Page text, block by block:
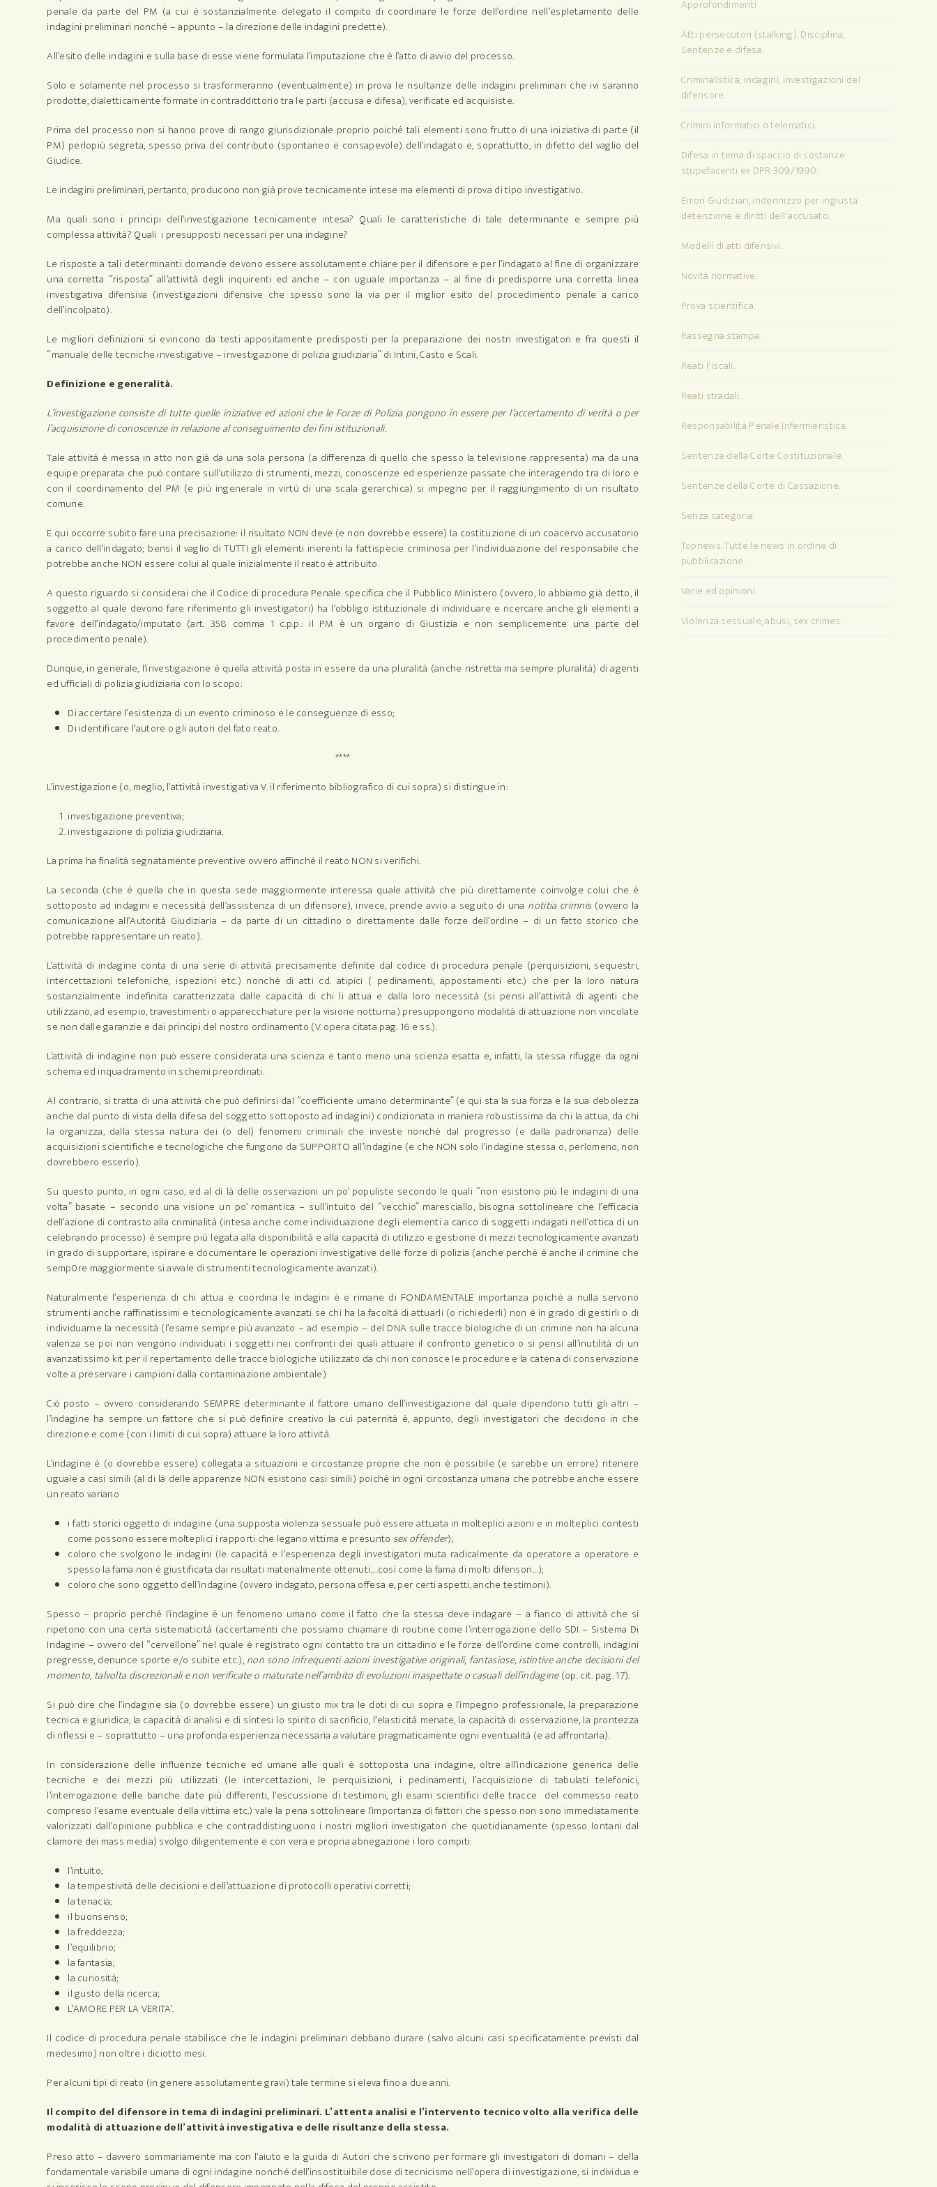
penale da parte del PM (a cui è sostanzialmente delegato il compito di coordinare le forze dell’ordine nell’espletamento delle
indagini preliminari nonché – appunto – la direzione delle indagini predette).
All’esito delle indagini e sulla base di esse viene formulata l’imputazione che è l’atto di avvio del processo.
Solo e solamente nel processo si trasformeranno (eventualmente) in prova le risultanze delle indagini preliminari che ivi saranno
prodotte, dialetticamente formate in contraddittorio tra le parti (accusa e difesa), verificate ed acquisiste.
Prima del processo non si hanno prove di rango giurisdizionale proprio poiché tali elementi sono frutto di una iniziativa di parte (il
PM) perlopiù segreta, spesso priva del contributo (spontaneo e consapevole) dell’indagato e, soprattutto, in difetto del vaglio del
Giudice.
Le indagini preliminari, pertanto, producono non già prove tecnicamente intese ma elementi di prova di tipo investigativo.
Ma quali sono i principi dell’investigazione tecnicamente intesa? Quali le caratteristiche di tale determinante e sempre più
complessa attività? Quali i presupposti necessari per una indagine?
Le risposte a tali determinanti domande devono essere assolutamente chiare per il difensore e per l’indagato al fine di organizzare
una corretta “risposta” all’attività degli inquirenti ed anche – con uguale importanza – al fine di predisporre una corretta linea
investigativa difensiva (investigazioni difensive che spesso sono la via per il miglior esito del procedimento penale a carico
dell’incolpato).
Le migliori definizioni si evincono da testi appositamente predisposti per la preparazione dei nostri investigatori e fra questi il
“manuale delle tecniche investigative – investigazione di polizia giudiziaria” di Intini, Casto e Scali.
Definizione e generalità.
L’investigazione consiste di tutte quelle iniziative ed azioni che le Forze di Polizia pongono in essere per l’accertamento di verità o per
l’acquisizione di conoscenze in relazione al conseguimento dei fini istituzionali.
Tale attività è messa in atto non già da una sola persona (a differenza di quello che spesso la televisione rappresenta) ma da una
equipe preparata che può contare sull’utilizzo di strumenti, mezzi, conoscenze ed esperienze passate che interagendo tra di loro e
con il coordinamento del PM (e più ingenerale in virtù di una scala gerarchica) si impegno per il raggiungimento di un risultato
comune.
E qui occorre subito fare una precisazione: il risultato NON deve (e non dovrebbe essere) la costituzione di un coacervo accusatorio
a carico dell’indagato; bensì il vaglio di TUTTI gli elementi inerenti la fattispecie criminosa per l’individuazione del responsabile che
potrebbe anche NON essere colui al quale inizialmente il reato è attribuito.
A questo riguardo si considerai che il Codice di procedura Penale specifica che il Pubblico Ministero (ovvero, lo abbiamo già detto, il
soggetto al quale devono fare riferimento gli investigatori) ha l’obbligo istituzionale di individuare e ricercare anche gli elementi a
favore dell’indagato/imputato (art. 358 comma 1 c.p.p.: il PM è un organo di Giustizia e non semplicemente una parte del
procedimento penale).
Dunque, in generale, l’investigazione è quella attività posta in essere da una pluralità (anche ristretta ma sempre pluralità) di agenti
ed ufficiali di polizia giudiziaria con lo scopo:
Di accertare l’esistenza di un evento criminoso e le conseguenze di esso;
Di identificare l’autore o gli autori del fato reato.
****
L’investigazione (o, meglio, l’attività investigativa V. il riferimento bibliografico di cui sopra) si distingue in:
investigazione preventiva;
investigazione di polizia giudiziaria.
La prima ha finalità segnatamente preventive ovvero affinché il reato NON si verifichi.
La seconda (che è quella che in questa sede maggiormente interessa quale attività che più direttamente coinvolge colui che è
sottoposto ad indagini e necessità dell’assistenza di un difensore), invece, prende avvio a seguito di una notitia crimnis(ovvero la
comunicazione all’Autorità Giudiziaria – da parte di un cittadino o direttamente dalle forze dell’ordine – di un fatto storico che
potrebbe rappresentare un reato).
L’attività di indagine conta di una serie di attività precisamente definite dal codice di procedura penale (perquisizioni, sequestri,
intercettazioni telefoniche, ispezioni etc.) nonché di atti cd. atipici ( pedinamenti, appostamenti etc.) che per la loro natura
sostanzialmente indefinita caratterizzata dalle capacità di chi li attua e dalla loro necessità (si pensi all’attività di agenti che
utilizzano, ad esempio, travestimenti o apparecchiature per la visione notturna) presuppongono modalità di attuazione non vincolate
se non dalle garanzie e dai principi del nostro ordinamento (V. opera citata pag. 16 e ss.).
L’attività di indagine non può essere considerata una scienza e tanto meno una scienza esatta e, infatti, la stessa rifugge da ogni
schema ed inquadramento in schemi preordinati.
Al contrario, si tratta di una attività che può definirsi dal “coefficiente umano determinante” (e qui sta la sua forza e la sua debolezza
anche dal punto di vista della difesa del soggetto sottoposto ad indagini) condizionata in maniera robustissima da chi la attua, da chi
la organizza, dalla stessa natura dei (o del) fenomeni criminali che investe nonché dal progresso (e dalla padronanza) delle
acquisizioni scientifiche e tecnologiche che fungono da SUPPORTO all’indagine (e che NON solo l’indagine stessa o, perlomeno, non
dovrebbero esserlo).
Su questo punto, in ogni caso, ed al di là delle osservazioni un po’ populiste secondo le quali “non esistono più le indagini di una
volta” basate – secondo una visione un po’ romantica – sull’intuito del “vecchio” maresciallo, bisogna sottolineare che l’efficacia
dell’azione di contrasto alla criminalità (intesa anche come individuazione degli elementi a carico di soggetti indagati nell’ottica di un
celebrando processo) è sempre più legata alla disponibilità e alla capacità di utilizzo e gestione di mezzi tecnologicamente avanzati
in grado di supportare, ispirare e documentare le operazioni investigative delle forze di polizia (anche perchè è anche il crimine che
semp0re maggiormente si avvale di strumenti tecnologicamente avanzati).
Naturalmente l’esperienza di chi attua e coordina le indagini è e rimane di FONDAMENTALE importanza poiché a nulla servono
strumenti anche raffinatissimi e tecnologicamente avanzati se chi ha la facoltà di attuarli (o richiederli) non è in grado di gestirli o di
individuarne la necessità (l’esame sempre più avanzato – ad esempio – del DNA sulle tracce biologiche di un crimine non ha alcuna
valenza se poi non vengono individuati i soggetti nei confronti dei quali attuare il confronto genetico o si pensi all’inutilità di un
avanzatissimo kit per il repertamento delle tracce biologiche utilizzato da chi non conosce le procedure e la catena di conservazione
volte a preservare i campioni dalla contaminazione ambientale)
Ciò posto – ovvero considerando SEMPRE determinante il fattore umano dell’investigazione dal quale dipendono tutti gli altri –
l’indagine ha sempre un fattore che si può definire creativo la cui paternità è, appunto, degli investigatori che decidono in che
direzione e come (con i limiti di cui sopra) attuare la loro attività.
L’indagine è (o dovrebbe essere) collegata a situazioni e circostanze proprie che non è possibile (e sarebbe un errore) ritenere
uguale a casi simili (al di là delle apparenze NON esistono casi simili) poiché in ogni circostanza umana che potrebbe anche essere
un reato variano
i fatti storici oggetto di indagine (una supposta violenza sessuale può essere attuata in molteplici azioni e in molteplici contesti
come possono essere molteplici i rapporti che legano vittima e presunto sex offender);
coloro che svolgono le indagini (le capacità e l’esperienza degli investigatori muta radicalmente da operatore a operatore e
spesso la fama non è giustificata dai risultati materialmente ottenuti….così come la fama di molti difensori…);
coloro che sono oggetto dell’indagine (ovvero indagato, persona offesa e, per certi aspetti, anche testimoni).
Spesso – proprio perché l’indagine è un fenomeno umano come il fatto che la stessa deve indagare – a fianco di attività che si
ripetono con una certa sistematicità (accertamenti che possiamo chiamare di routine come l’interrogazione dello SDI – Sistema Di
Indagine – ovvero del “cervellone” nel quale è registrato ogni contatto tra un cittadino e le forze dell’ordine come controlli, indagini
pregresse, denunce sporte e/o subite etc.), non sono infrequenti azioni investigative originali, fantasiose, istintive anche decisioni del
momento, talvolta discrezionali e non verificate o maturate nell’ambito di evoluzioni inaspettate o casuali dell’indagine(op. cit. pag. 17).
Si può dire che l’indagine sia (o dovrebbe essere) un giusto mix tra le doti di cui sopra e l’impegno professionale, la preparazione
tecnica e giuridica, la capacità di analisi e di sintesi lo spirito di sacrificio, l’elasticità menate, la capacità di osservazione, la prontezza
di riflessi e – soprattutto – una profonda esperienza necessaria a valutare pragmaticamente ogni eventualità (e ad affrontarla).
In considerazione delle influenze tecniche ed umane alle quali è sottoposta una indagine, oltre all’indicazione generica delle
tecniche e dei mezzi più utilizzati (le intercettazioni, le perquisizioni, i pedinamenti, l’acquisizione di tabulati telefonici,
l’interrogazione delle banche date più differenti, l’escussione di testimoni, gli esami scientifici delle tracce del commesso reato
compreso l’esame eventuale della vittima etc.) vale la pena sottolineare l’importanza di fattori che spesso non sono immediatamente
valorizzati dall’opinione pubblica e che contraddistinguono i nostri migliori investigatori che quotidianamente (spesso lontani dal
clamore dei mass media) svolgo diligentemente e con vera e propria abnegazione i loro compiti:
l’intuito;
la tempestività delle decisioni e dell’attuazione di protocolli operativi corretti;
la tenacia;
il buonsenso;
la freddezza;
l’equilibrio;
la fantasia;
la curiosità;
il gusto della ricerca;
L’AMORE PER LA VERITA’.
Il codice di procedura penale stabilisce che le indagini preliminari debbano durare (salvo alcuni casi specificatamente previsti dal
medesimo) non oltre i diciotto mesi.
Per alcuni tipi di reato (in genere assolutamente gravi) tale termine si eleva fino a due anni.
Il compito del difensore in tema di indagini preliminari. L’attenta analisi e l’intervento tecnico volto alla verifica delle
modalità di attuazione dell’attività investigativa e delle risultanze della stessa.
Preso atto – davvero sommariamente ma con l’aiuto e la guida di Autori che scrivono per formare gli investigatori di domani – della
fondamentale variabile umana di ogni indagine nonché dell’insostituibile dose di tecnicismo nell’opera di investigazione, si individua e
Approfondimenti
Atti persecutori (stalking). Disciplina,
Sentenze e difesa.
Criminalistica, indagini, investigazioni del
difensore.
Crimini informatici o telematici.
Difesa in tema di spaccio di sostanze
stupefacenti ex DPR 309/1990.
Errori Giudiziari, indennizzo per ingiusta
detenzione e diritti dell'accusato.
Modelli di atti difensivi.
Novità normative.
Prova scientifica.
Rassegna stampa.
Reati Fiscali.
Reati stradali.
Responsabilità Penale Infermieristica.
Sentenze della Corte Costituzionale.
Sentenze della Corte di Cassazione.
Senza categoria
Topnews. Tutte le news in ordine di
pubblicazione.
Varie ed opinioni.
Violenza sessuale, abusi, sex crimes.